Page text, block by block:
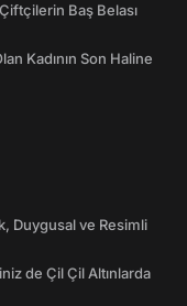
Baş Belası
Kadının Son Haline
Duygusal ve Resimli
de Çil Çil Altınlarda